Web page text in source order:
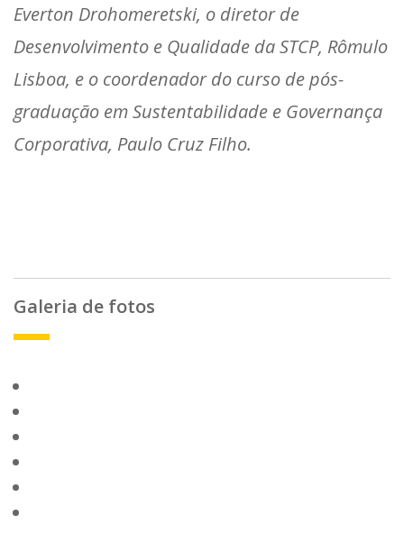
Everton Drohomeretski, o diretor de
Desenvolvimento e Qualidade da STCP, Rômulo
Lisboa, e o coordenador do curso de pós-
graduação em Sustentabilidade e Governança
Corporativa, Paulo Cruz Filho.
Galeria de fotos